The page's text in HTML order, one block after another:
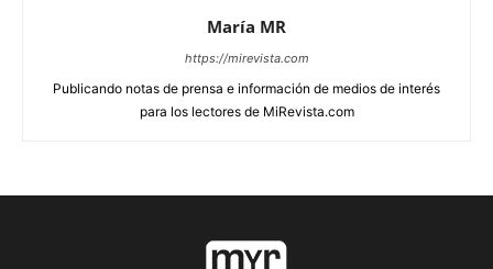
María MR
https://mirevista.com
Publicando notas de prensa e información de medios de interés
para los lectores de MiRevista.com